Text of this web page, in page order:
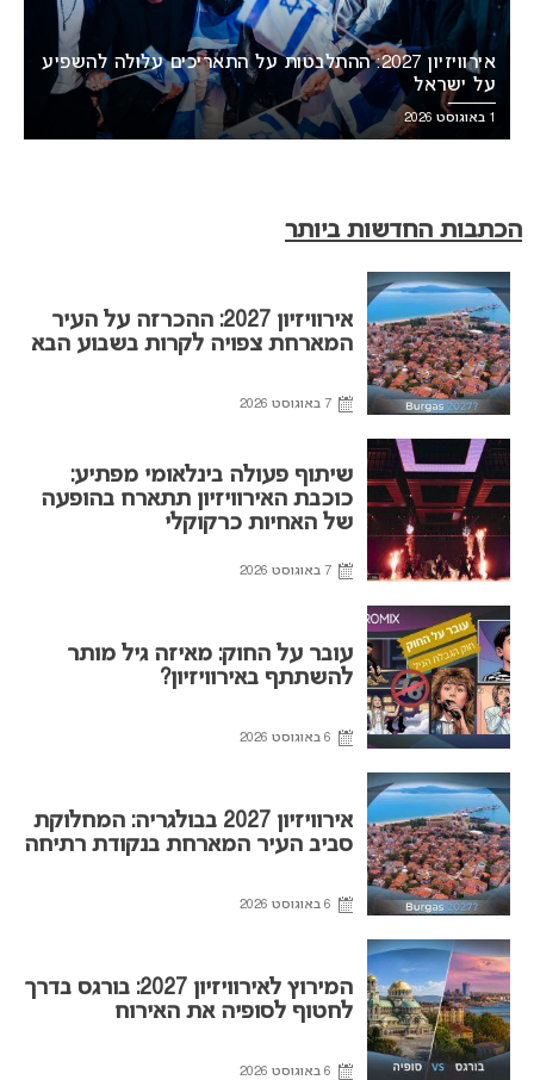
אירוויזיון 2027: ההתלבטות על התאריכים עלולה להשפיע
על ישראל
1 באוגוסט 2026
הכתבות החדשות ביותר
אירוויזיון 2027: ההכרזה על העיר
המארחת צפויה לקרות בשבוע הבא
7 באוגוסט 2026
שיתוף פעולה בינלאומי מפתיע:
כוכבת האירוויזיון תתארח בהופעה
של האחיות כרקוקלי
7 באוגוסט 2026
עובר על החוק: מאיזה גיל מותר
להשתתף באירוויזיון?
6 באוגוסט 2026
אירוויזיון 2027 בבולגריה: המחלוקת
סביב העיר המארחת בנקודת רתיחה
6 באוגוסט 2026
המירוץ לאירוויזיון 2027: בורגס בדרך
לחטוף לסופיה את האירוח
6 באוגוסט 2026